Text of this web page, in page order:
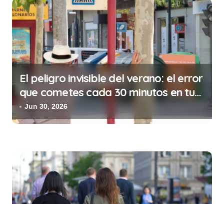
t
r
a
d
a
s
El peligro invisible del verano: el error
que cometes cada 30 minutos en tu
trabajo (y la ilegalidad que te puede
costar la vida)
Jun 30, 2026